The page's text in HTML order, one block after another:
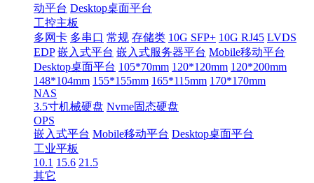
动平台 Desktop桌面平台
工控主板
多网卡 多串口 常规 存储类 10G SFP+ 10G RJ45 LVDS
EDP 嵌入式平台 嵌入式服务器平台 Mobile移动平台
Desktop桌面平台 105*70mm 120*120mm 120*200mm
148*104mm 155*155mm 165*115mm 170*170mm
NAS
3.5寸机械硬盘 Nvme固态硬盘
OPS
嵌入式平台 Mobile移动平台 Desktop桌面平台
工业平板
10.1 15.6 21.5
其它